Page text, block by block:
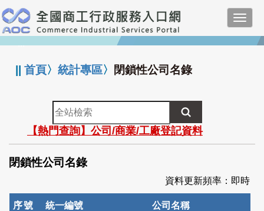
跳
到
主
要
:::
||首頁〉統計專區〉 閉鎖性公司名錄
全
站
檢
索
【熱門查詢】公司/商業/工廠登記資料
閉鎖性公司名錄
資料更新頻率：即時
序號 統一編號 公司名稱